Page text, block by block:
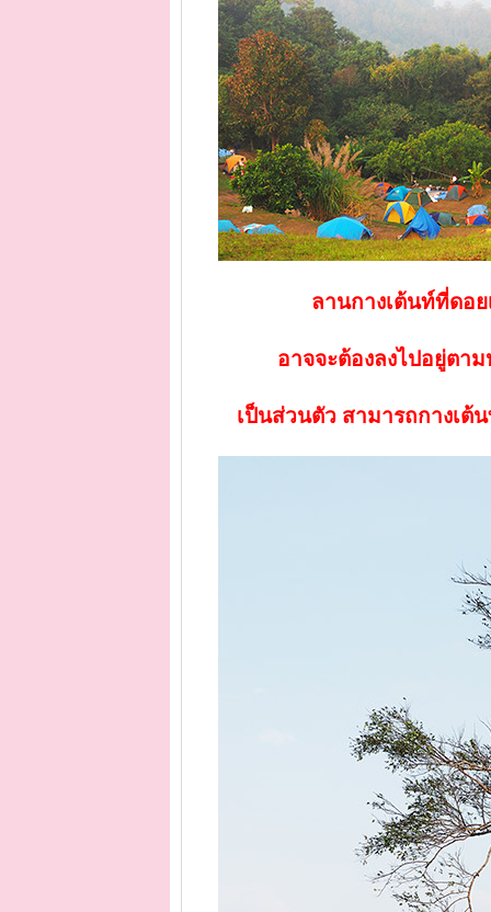
ลานกางเต้นท์ที่ดอ
อาจจะต้องลงไปอยู่ตา
เป็นส่วนตัว สามารถกางเต้